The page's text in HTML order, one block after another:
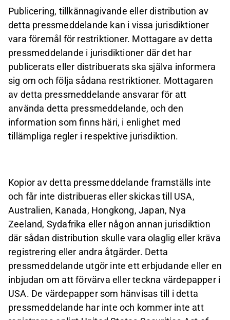
Publicering, tillkännagivande eller distribution av
detta pressmeddelande kan i vissa jurisdiktioner
vara föremål för restriktioner. Mottagare av detta
pressmeddelande i jurisdiktioner där det har
publicerats eller distribuerats ska själva informera
sig om och följa sådana restriktioner. Mottagaren
av detta pressmeddelande ansvarar för att
använda detta pressmeddelande, och den
information som finns häri, i enlighet med
tillämpliga regler i respektive jurisdiktion.
Kopior av detta pressmeddelande framställs inte
och får inte distribueras eller skickas till USA,
Australien, Kanada, Hongkong, Japan, Nya
Zeeland, Sydafrika eller någon annan jurisdiktion
där sådan distribution skulle vara olaglig eller kräva
registrering eller andra åtgärder. Detta
pressmeddelande utgör inte ett erbjudande eller en
inbjudan om att förvärva eller teckna värdepapper i
USA. De värdepapper som hänvisas till i detta
pressmeddelande har inte och kommer inte att